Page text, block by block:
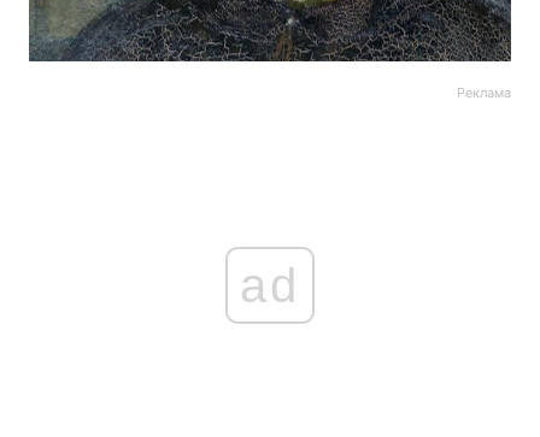
Реклама
ad